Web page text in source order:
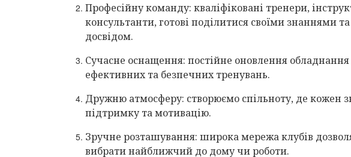
Професійну команду: кваліфіковані тренери,
консультанти, готові поділитися своїми знаннями та
досвідом.
Сучасне оснащення: постійне оновлення
ефективних та безпечних тренувань.
Дружню атмосферу: створюємо спільноту, де кожен
підтримку та мотивацію.
Зручне розташування: широка мережа клубів
вибрати найближчий до дому чи роботи.